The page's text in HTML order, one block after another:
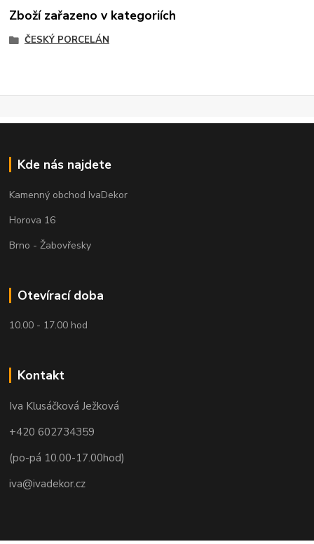
Zboží zařazeno v kategoriích
ČESKÝ PORCELÁN
Kde nás najdete
Kamenný obchod IvaDekor
Horova 16
Brno - Žabovřesky
Otevírací doba
10.00 - 17.00 hod
Kontakt
Iva Klusáčková Ježková
+420 602734359
(po-pá 10.00-17.00hod)
iva@ivadekor.cz